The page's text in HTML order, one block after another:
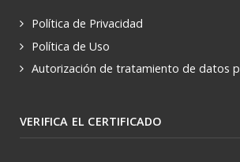
Política de Privacidad
Política de Uso
Autorización de tratamiento de datos
VERIFICA EL CERTIFICADO